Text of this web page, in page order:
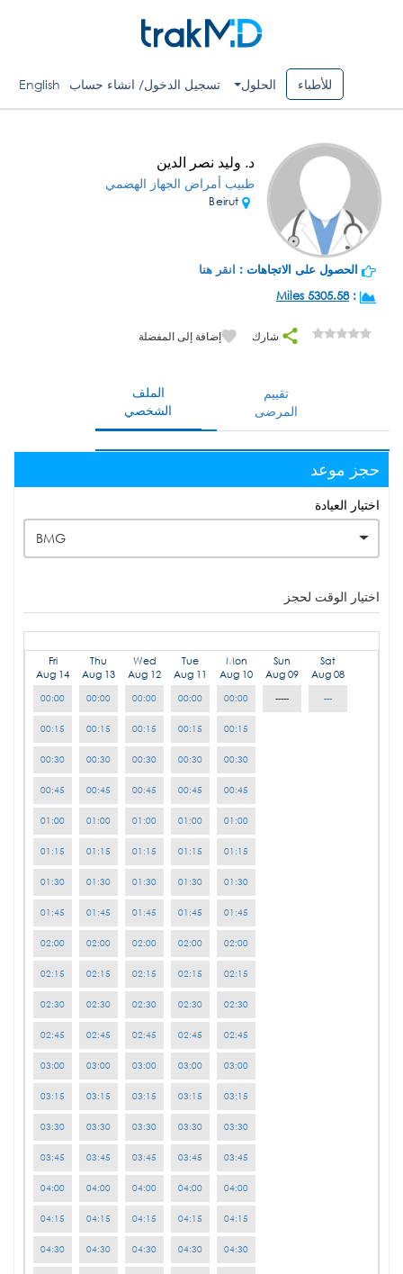
للأطباء الحلول تسجيل الدخول/ انشاء حساب English
د. وليد نصر الدين
طبيب أمراض الجهاز الهضمي
الحصول على الاتجاهات : انقر هنا
:
5305.58 Miles
شارك إضافة إلى المفضلة
الملف
الشخصي
تقييم
المرضى
حجز موعد
اختيار العيادة
BMG
اختيار الوقت لحجز
Sat
Aug 08
---
Sun
Aug 09
-----
Mon
Aug 10
00:00
00:15
00:30
00:45
01:00
01:15
01:30
01:45
02:00
02:15
02:30
02:45
03:00
03:15
03:30
03:45
04:00
04:15
04:30
Tue
Aug 11
00:00
00:15
00:30
00:45
01:00
01:15
01:30
01:45
02:00
02:15
02:30
02:45
03:00
03:15
03:30
03:45
04:00
04:15
04:30
Wed
Aug 12
00:00
00:15
00:30
00:45
01:00
01:15
01:30
01:45
02:00
02:15
02:30
02:45
03:00
03:15
03:30
03:45
04:00
04:15
04:30
Thu
Aug 13
00:00
00:15
00:30
00:45
01:00
01:15
01:30
01:45
02:00
02:15
02:30
02:45
03:00
03:15
03:30
03:45
04:00
04:15
04:30
Fri
Aug 14
00:00
00:15
00:30
00:45
01:00
01:15
01:30
01:45
02:00
02:15
02:30
02:45
03:00
03:15
03:30
03:45
04:00
04:15
04:30